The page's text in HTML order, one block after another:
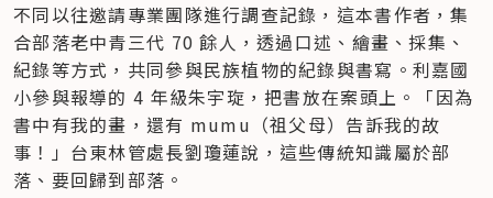
不同以往邀請專業團隊進行調查記錄，這本書作者，集
合部落老中青三代 70 餘人，透過口述、繪畫、採集、
紀錄等方式，共同參與民族植物的紀錄與書寫。利嘉國
小參與報導的 4 年級朱宇琁，把書放在案頭上。「因為
書中有我的畫，還有 mumu（祖父母）告訴我的故
事！」台東林管處長劉瓊蓮說，這些傳統知識屬於部
落、要回歸到部落。